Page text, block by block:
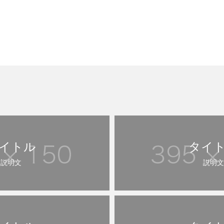
トル
説明文
タイ
説明文